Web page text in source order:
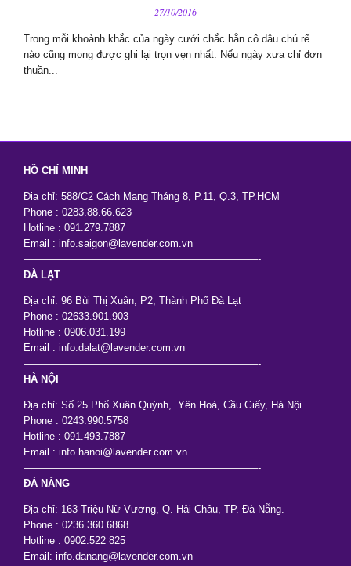
27/10/2016
Trong mỗi khoảnh khắc của ngày cưới chắc hẳn cô dâu chú rể
nào cũng mong được ghi lại trọn vẹn nhất. Nếu ngày xưa chỉ đơn
thuần...
HỒ CHÍ MINH
Địa chỉ: 588/C2 Cách Mạng Tháng 8, P.11, Q.3, TP.HCM
Phone : 0283.88.66.623
Hotline : 091.279.7887
Email : info.saigon@lavender.com.vn
———————————————————————-
ĐÀ LẠT
Địa chỉ: 96 Bùi Thị Xuân, P2, Thành Phố Đà Lạt
Phone : 02633.901.903
Hotline : 0906.031.199
Email : info.dalat@lavender.com.vn
———————————————————————-
HÀ NỘI
Địa chỉ: Số 25 Phố Xuân Quỳnh, Yên Hoà, Cầu Giấy, Hà Nội
Phone : 0243.990.5758
Hotline : 091.493.7887
Email : info.hanoi@lavender.com.vn
———————————————————————-
ĐÀ NẴNG
Địa chỉ: 163 Triệu Nữ Vương, Q. Hải Châu, TP. Đà Nẵng.
Phone : 0236 360 6868
Hotline : 0902.522 825
Email: info.danang@lavender.com.vn